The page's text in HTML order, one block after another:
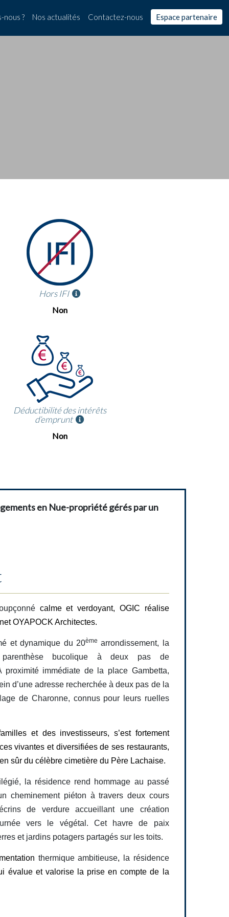
nous ? Nos actualités Contactez-nous Espace partenaire
Hors IFI
Non
Déductibilité des intérêts
d’emprunt
Non
en Nue-propriété gérés par un
calme et verdoyant, OGIC réalise
OYAPOCK Architectes.
et dynamique du 20ème arrondissement, la
bucolique à deux pas de
proximité immédiate de la place Gambetta,
d’une adresse recherchée à deux pas de la
de Charonne, connus pour leurs ruelles
et des investisseurs, s’est fortement
vivantes et diversifiées de ses restaurants,
sûr du célèbre cimetière du Père Lachaise.
la résidence rend hommage au passé
cheminement piéton à travers deux cours
de verdure accueillant une création
vers le végétal. Cet havre de paix
et jardins potagers partagés sur les toits.
thermique ambitieuse,
la résidence
évalue et valorise la prise en compte de la